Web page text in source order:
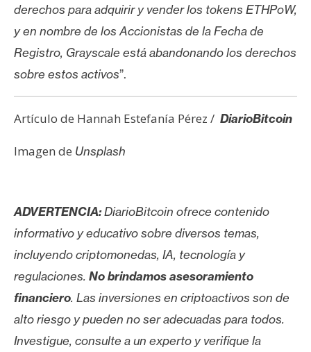
derechos para adquirir y vender los tokens ETHPoW,
y en nombre de los Accionistas de la Fecha de
Registro, Grayscale está abandonando los derechos
sobre estos activos”.
Artículo de Hannah Estefanía Pérez / DiarioBitcoin
Imagen de Unsplash
ADVERTENCIA:DiarioBitcoin ofrece contenido
informativo y educativo sobre diversos temas,
incluyendo criptomonedas, IA, tecnología y
regulaciones. No brindamos asesoramiento
financiero. Las inversiones en criptoactivos son de
alto riesgo y pueden no ser adecuadas para todos.
Investigue, consulte a un experto y verifique la